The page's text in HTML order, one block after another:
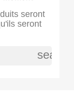
seront
seront
search